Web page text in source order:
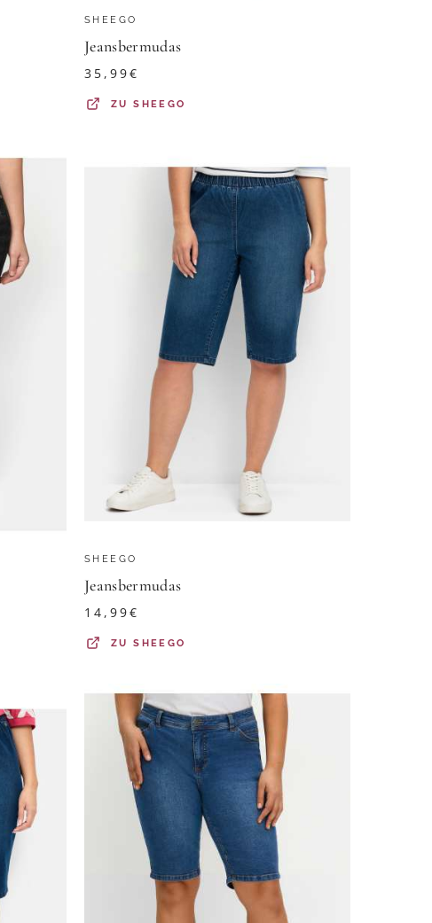
SHEEGO
Jeansbermudas
35,99€
ZUSHEEGO
SHEEGO
Jeansbermudas
14,99€
ZUSHEEGO